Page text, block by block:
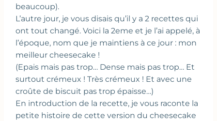
beaucoup).
L’autre jour, je vous disais qu’il y a 2 recettes qui
ont tout changé. Voici la 2eme et je l’ai appelé, à
l’époque, nom que je maintiens à ce jour : mon
meilleur cheesecake !
(Epais mais pas trop… Dense mais pas trop… Et
surtout crémeux ! Très crémeux ! Et avec une
croûte de biscuit pas trop épaisse…)
En introduction de la recette, je vous raconte la
petite histoire de cette version du cheesecake